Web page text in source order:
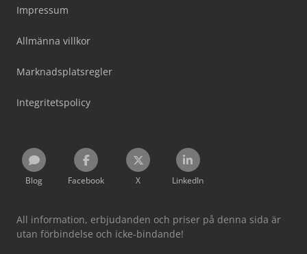
Impressum
Allmänna villkor
Marknadsplatsregler
Integritetspolicy
Blog Facebook X LinkedIn
All information, erbjudanden och priser på denna sida är
utan förbindelse och icke-bindande!